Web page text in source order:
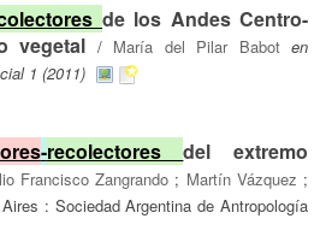
de los Andes Centro-
vegetal / María del Pilar Babot en
1 (2011)
-recolectoresdel extremo
Francisco Zangrando ; Martín Vázquez ;
: Sociedad Argentina de Antropología